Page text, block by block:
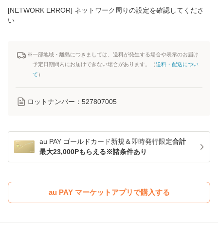
[NETWORK ERROR] ネットワーク周りの設定を確認してくださ
い
※一部地域・離島につきましては、送料が発生する場合や表示のお届け
予定日期間内にお届けできない場合があります。（送料・配送につい
て ）
ロットナンバー： 527807005
au PAY ゴールドカード新規＆即時発行限定合計
最大23,000Pもらえる※諸条件あり
au PAY マーケットアプリで購入する